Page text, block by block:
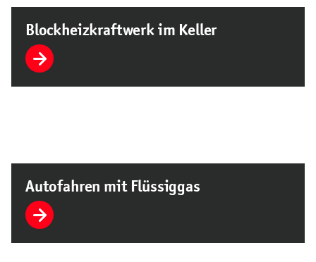
Blockheizkraftwerk im Keller
Autofahren mit Flüssiggas